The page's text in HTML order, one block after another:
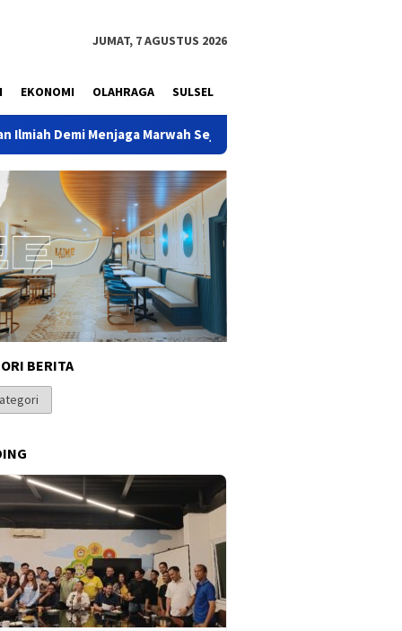
JUMAT, 7 AGUSTUS 2026
EKONOMI OLAHRAGA SULSEL
Marwah Sejarah Nusantara
BERITA